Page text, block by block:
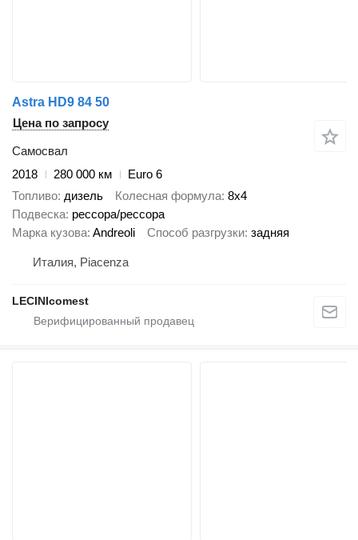
Astra HD9 84 50
Цена по запросу
Самосвал
2018
280 000 км
Euro 6
Топливо дизель Колесная формула 8x4
Подвеска рессора/рессора
Марка кузова Andreoli Способ разгрузки задняя
Италия, Piacenza
LECINIcomest